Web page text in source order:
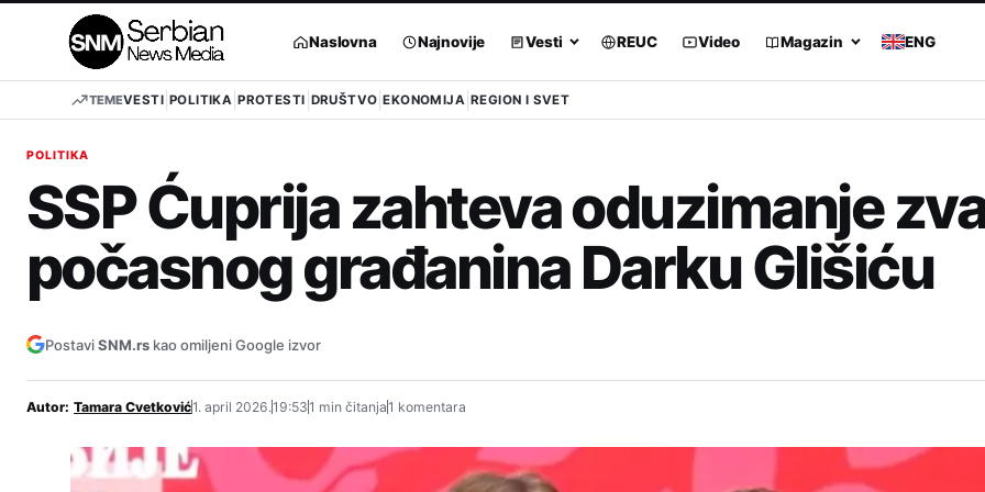
Naslovna Najnovije Vesti REUC Video Magazin ENG
TEMEVESTI POLITIKA PROTESTI DRUŠTVO EKONOMIJA REGION I SVET
POLITIKA
SSP Ćuprija zahteva oduzimanje
počasnog građanina Darku Glišiću
PostaviSNM.rs kao omiljeni Google izvor
Autor: Tamara Cvetković1. april 2026.19:531 min čitanja1 komentara